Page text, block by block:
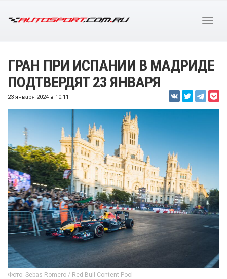
ГРАН ПРИ ИСПАНИИ В МАДРИДЕ
ПОДТВЕРДЯТ 23 ЯНВАРЯ
23 января 2024 в 10:11
Фото: Sebas Romero / Red Bull Content Pool